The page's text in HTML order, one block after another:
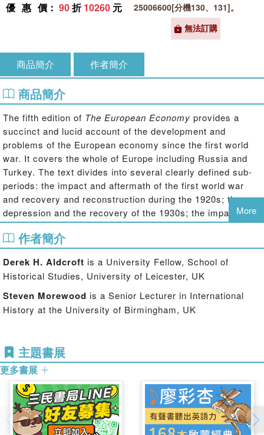
優惠價 ： 90折10260 元
25006600[分機130、131]。
無法訂購
商品簡介 作者簡介
商品簡介
The fifth edition of The European Economy provides a
succinct and lucid account of the development and
problems of the European economy since the first world
war. It covers the whole of Europe including Russia and
Turkey. The text divides into several clearly defined sub-
periods: the impact and aftermath of the first world war
and recovery and reconstruction during the 1920s; the
depression and the recovery of the 1930s; the impact of
the second world war and the new political division in
Europe; the post-war boom of the 1950s and 1960s and
then into the growth slowdown of the 1970s and the
persistent problems of inflation and unemployment. It then
analyses the demise of the centrally planned economies of
eastern Europe and the move to a more united Europe and
then discusses the financial and economic problems that
chapters have been added and the reading lists updated.
Though the volume is designed as a basic introductory
text the authors elicit some of the lessons that can be
learnt from a study of past development, one of which is
the limited power of governments to influence the course
of events and to combat the operation of market forces.
More
作者簡介
Derek H. Aldcroft is a University Fellow, School of
Historical Studies, University of Leicester, UK
Steven Morewood is a Senior Lecturer in International
History at the University of Birmingham, UK
主題書展
更多書展